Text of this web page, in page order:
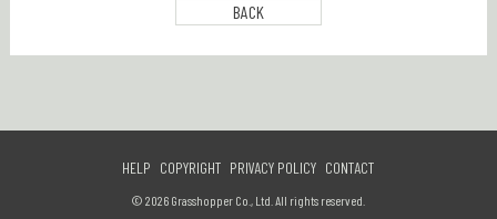
BACK
HELP COPYRIGHT PRIVACY POLICY CONTACT
© 2026 Grasshopper Co., Ltd. All rights reserved.